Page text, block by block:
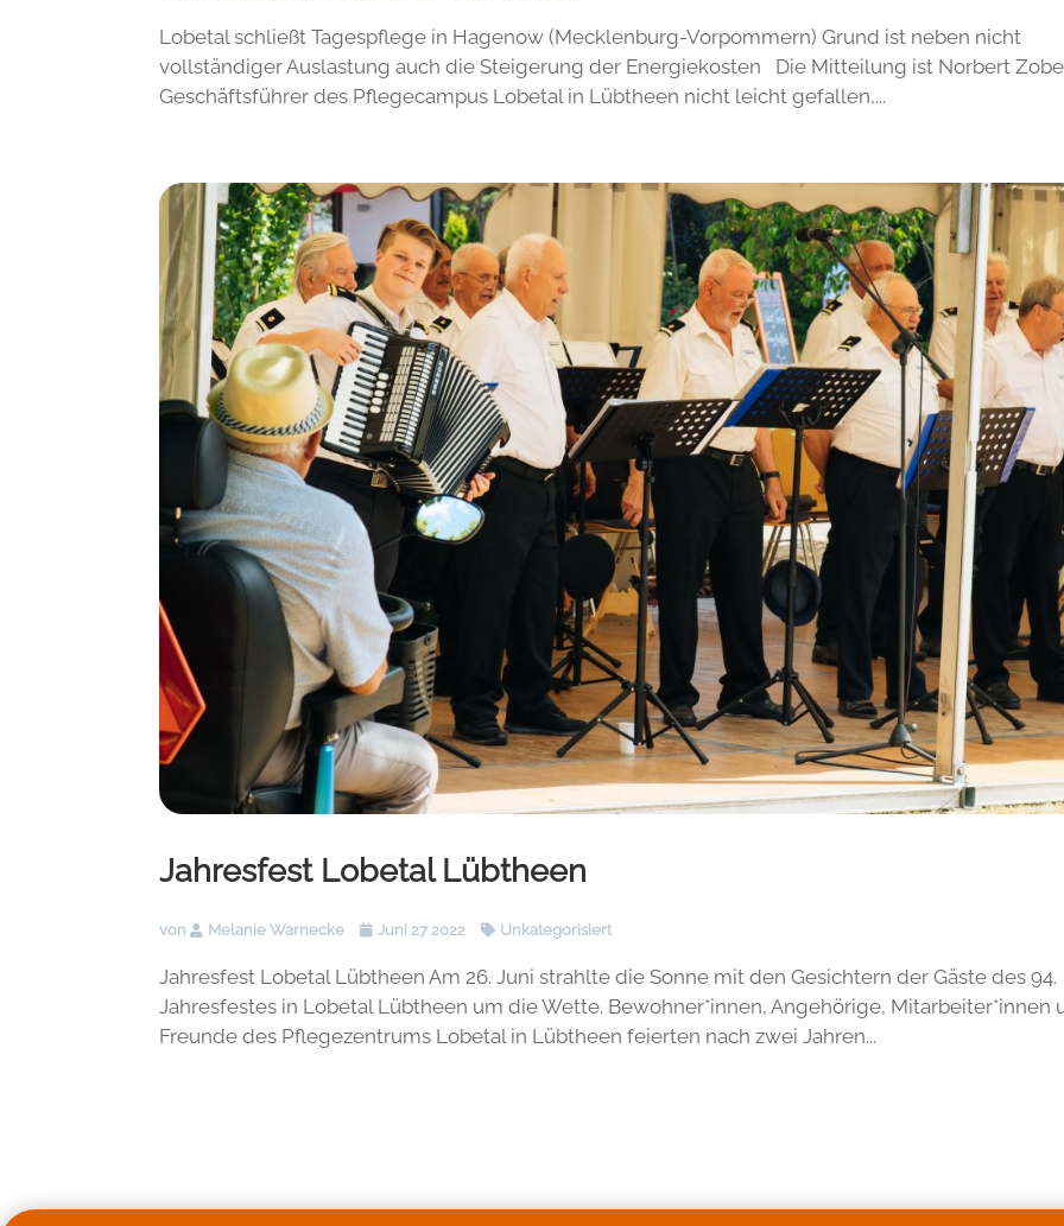
Lobetal schließt Tagespflege in Hagenow (Mecklenburg-Vorpommern) Grund ist neben nicht
vollständiger Auslastung auch die Steigerung der Energiekosten Die Mitteilung ist Norbert
Geschäftsführer des Pflegecampus Lobetal in Lübtheen nicht leicht gefallen,...
Jahresfest Lobetal Lübtheen
von Melanie Warnecke Juni 27 2022 Unkategorisiert
Jahresfest Lobetal Lübtheen Am 26. Juni strahlte die Sonne mit den Gesichtern der Gäste des 94.
Jahresfestes in Lobetal Lübtheen um die Wette. Bewohner*innen, Angehörige, Mitarbeiter*innen
Freunde des Pflegezentrums Lobetal in Lübtheen feierten nach zwei Jahren...